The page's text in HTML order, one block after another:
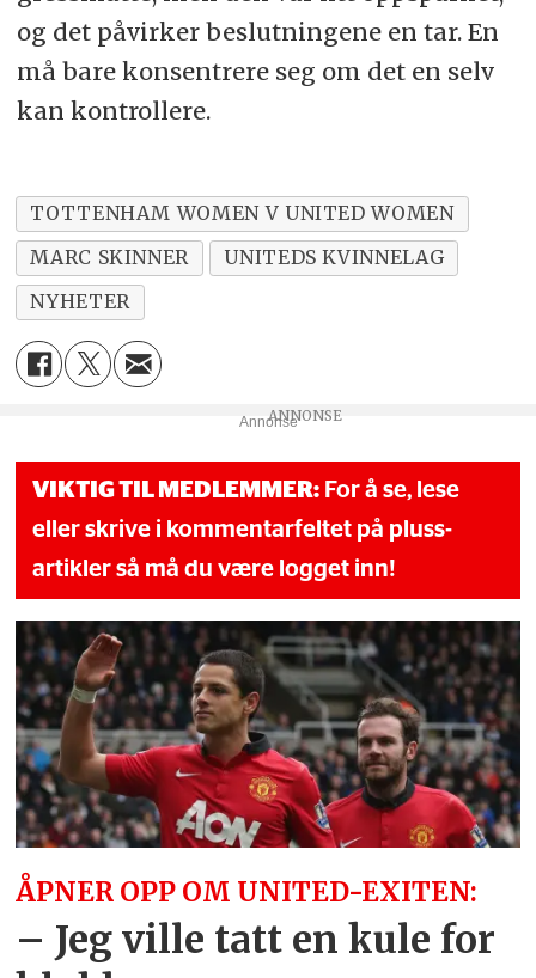
og det påvirker beslutningene en tar. En
må bare konsentrere seg om det en selv
kan kontrollere.
TOTTENHAM WOMEN V UNITED WOMEN
MARC SKINNER
UNITEDS KVINNELAG
NYHETER
Annonse
VIKTIG TIL MEDLEMMER: For å se, lese
eller skrive i kommentarfeltet på pluss-
artikler så må du være logget inn!
ÅPNER OPP OM UNITED-EXITEN:
– Jeg ville tatt en kule for